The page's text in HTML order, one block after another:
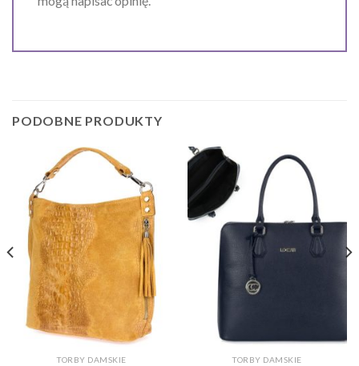
PODOBNE PRODUKTY
TORBY DAMSKIE TORBY DAMSKIE